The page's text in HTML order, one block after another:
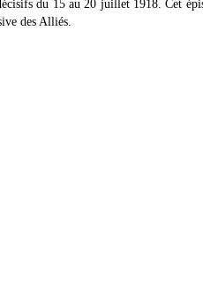
du 15 au 20 juillet 1918. Cet
des Alliés.